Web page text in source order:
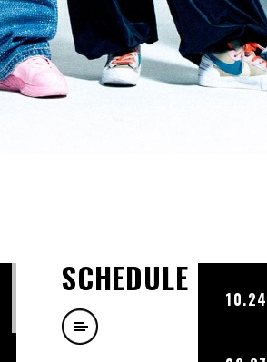
SCHEDULE
10.24